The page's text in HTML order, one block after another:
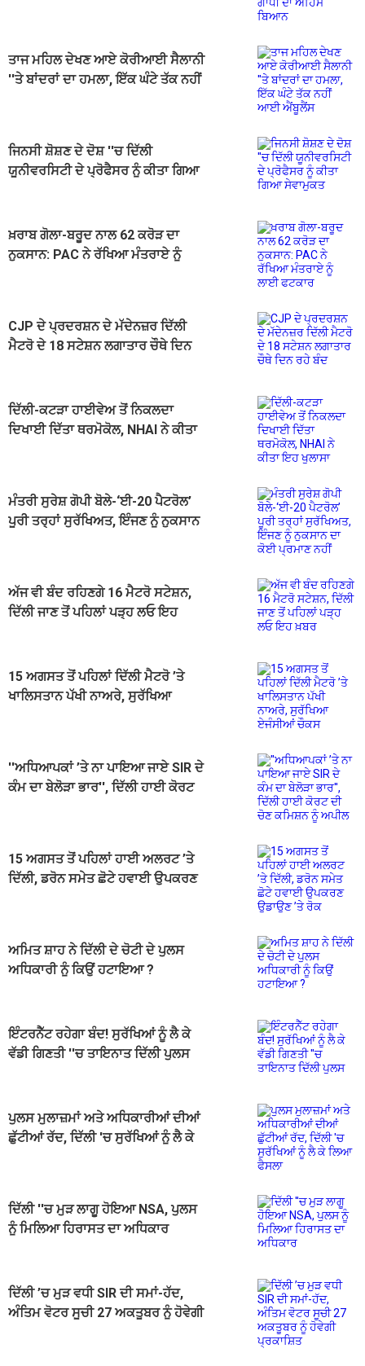
ਤਾਜ ਮਹਿਲ ਦੇਖਣ ਆਏ ਕੋਰੀਆਈ ਸੈਲਾਨੀ
''ਤੇ ਬਾਂਦਰਾਂ ਦਾ ਹਮਲਾ, ਇੱਕ ਘੰਟੇ ਤੱਕ ਨਹੀਂ
ਜਿਨਸੀ ਸ਼ੋਸ਼ਣ ਦੇ ਦੋਸ਼ ''ਚ ਦਿੱਲੀ
ਯੂਨੀਵਰਸਿਟੀ ਦੇ ਪ੍ਰੋਫੈਸਰ ਨੂੰ ਕੀਤਾ ਗਿਆ
ਖ਼ਰਾਬ ਗੋਲਾ-ਬਰੂਦ ਨਾਲ 62 ਕਰੋੜ ਦਾ
ਨੁਕਸਾਨ: PAC ਨੇ ਰੱਖਿਆ ਮੰਤਰਾਏ ਨੂੰ
CJP ਦੇ ਪ੍ਰਦਰਸ਼ਨ ਦੇ ਮੱਦੇਨਜ਼ਰ ਦਿੱਲੀ
ਮੈਟਰੋ ਦੇ 18 ਸਟੇਸ਼ਨ ਲਗਾਤਾਰ ਚੌਥੇ ਦਿਨ
ਦਿੱਲੀ-ਕਟੜਾ ਹਾਈਵੇਅ ਤੋਂ ਨਿਕਲਦਾ
ਦਿਖਾਈ ਦਿੱਤਾ ਥਰਮੋਕੋਲ, NHAI ਨੇ ਕੀਤਾ
ਮੰਤਰੀ ਸੁਰੇਸ਼ ਗੋਪੀ ਬੋਲੇ-‘ਈ-20 ਪੈਟਰੋਲ’
ਪੂਰੀ ਤਰ੍ਹਾਂ ਸੁਰੱਖਿਅਤ, ਇੰਜਣ ਨੂੰ ਨੁਕਸਾਨ
ਅੱਜ ਵੀ ਬੰਦ ਰਹਿਣਗੇ 16 ਮੈਟਰੋ ਸਟੇਸ਼ਨ,
ਦਿੱਲੀ ਜਾਣ ਤੋਂ ਪਹਿਲਾਂ ਪੜ੍ਹ ਲਓ ਇਹ
15 ਅਗਸਤ ਤੋਂ ਪਹਿਲਾਂ ਦਿੱਲੀ ਮੈਟਰੋ ’ਤੇ
ਖਾਲਿਸਤਾਨ ਪੱਖੀ ਨਾਅਰੇ, ਸੁਰੱਖਿਆ
''ਅਧਿਆਪਕਾਂ ’ਤੇ ਨਾ ਪਾਇਆ ਜਾਏ SIR ਦੇ
ਕੰਮ ਦਾ ਬੇਲੋੜਾ ਭਾਰ'', ਦਿੱਲੀ ਹਾਈ ਕੋਰਟ
15 ਅਗਸਤ ਤੋਂ ਪਹਿਲਾਂ ਹਾਈ ਅਲਰਟ ’ਤੇ
ਦਿੱਲੀ, ਡਰੋਨ ਸਮੇਤ ਛੋਟੇ ਹਵਾਈ ਉਪਕਰਣ
ਅਮਿਤ ਸ਼ਾਹ ਨੇ ਦਿੱਲੀ ਦੇ ਚੋਟੀ ਦੇ ਪੁਲਸ
ਅਧਿਕਾਰੀ ਨੂੰ ਕਿਉਂ ਹਟਾਇਆ ?
ਇੰਟਰਨੈੱਟ ਰਹੇਗਾ ਬੰਦ! ਸੁਰੱਖਿਆਂ ਨੂੰ ਲੈ ਕੇ
ਵੱਡੀ ਗਿਣਤੀ ''ਚ ਤਾਇਨਾਤ ਦਿੱਲੀ ਪੁਲਸ
ਪੁਲਸ ਮੁਲਾਜ਼ਮਾਂ ਅਤੇ ਅਧਿਕਾਰੀਆਂ ਦੀਆਂ
ਛੁੱਟੀਆਂ ਰੱਦ, ਦਿੱਲੀ 'ਚ ਸੁਰੱਖਿਆਂ ਨੂੰ ਲੈ ਕੇ
ਦਿੱਲੀ ''ਚ ਮੁੜ ਲਾਗੂ ਹੋਇਆ NSA, ਪੁਲਸ
ਨੂੰ ਮਿਲਿਆ ਹਿਰਾਸਤ ਦਾ ਅਧਿਕਾਰ
ਦਿੱਲੀ ’ਚ ਮੁੜ ਵਧੀ SIR ਦੀ ਸਮਾਂ-ਹੱਦ,
ਅੰਤਿਮ ਵੋਟਰ ਸੂਚੀ 27 ਅਕਤੂਬਰ ਨੂੰ ਹੋਵੇਗੀ